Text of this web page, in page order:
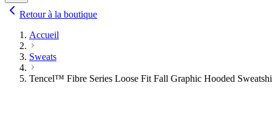
Retour à la boutique
Accueil
Sweats
Tencel™ Fibre Series Loose Fit Fall Graphic Hooded